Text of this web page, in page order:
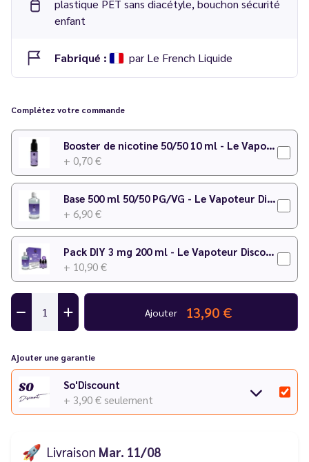
plastique PET sans diacétyle, bouchon sécurité
enfant
Fabriqué : par Le French Liquide
Dosage conseillé
Temps de maturation : 4 à 6 jours
Pour plus de détails sur le dosage, consultez notre
calculateur
DIY.
Complétez votre commande
Booster de nicotine 50/50 10 ml - Le Vapoteur Discount
+ 0,70 €
Base 500 ml 50/50 PG/VG - Le Vapoteur Discount
+ 6,90 €
Pack DIY 3 mg 200 ml - Le Vapoteur Discount
+ 10,90 €
Ajouter 13,90 €
Ajouter une garantie
So'Discount
+ 3,90 € seulement
🚀 Livraison Mar. 11/08